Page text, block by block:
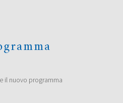
il nuovo programma